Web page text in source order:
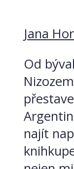
Jana
Od
najít